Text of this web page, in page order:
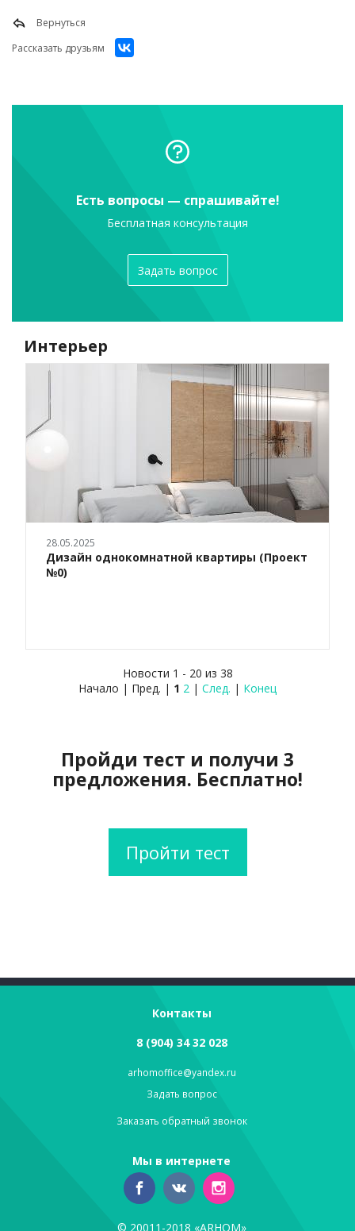
Вернуться
Рассказать друзьям
Есть вопросы — спрашивайте!
Бесплатная консультация
Задать вопрос
Интерьер
28.05.2025
Дизайн однокомнатной квартиры (Проект
№0)
Новости 1 - 20 из 38
Начало | Пред. | 1 2 | След. | Конец
Пройди тест и получи 3
предложения. Бесплатно!
Пройти тест
Контакты
8 (904) 34 32 028
arhomoffice@yandex.ru
Задать вопрос
Заказать обратный звонок
Мы в интернете
© 20011-2018 «ARHOM»